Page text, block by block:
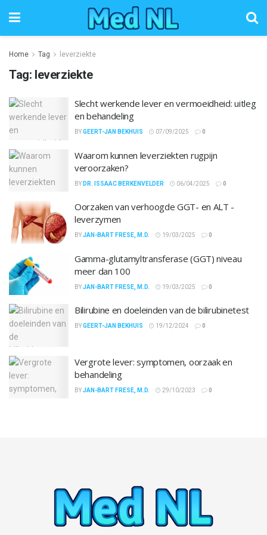
Home Tag leverziekte
Tag: leverziekte
Slecht werkende lever en vermoeidheid: uitleg
en behandeling
BYGEERT-JAN BEKHUIS 07/09/2025 0
Waarom kunnen leverziekten rugpijn
veroorzaken?
BY DR. ISSAAC BERKENVELDER 06/04/2025 0
Oorzaken van verhoogde GGT- en ALT -
leverzymen
BYJAN-BART FRESE, M.D. 19/03/2025 0
Gamma-glutamyltransferase (GGT) niveau
meer dan 100
BYJAN-BART FRESE, M.D. 19/03/2025 0
Bilirubine en doeleinden van de bilirubinetest
BYGEERT-JAN BEKHUIS 19/12/2024 0
Vergrote lever: symptomen, oorzaak en
behandeling
BYJAN-BART FRESE, M.D. 29/10/2023 0